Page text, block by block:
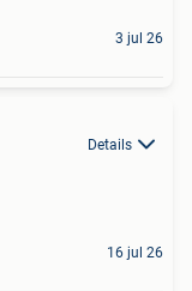
3 jul 26
Details
16 jul 26